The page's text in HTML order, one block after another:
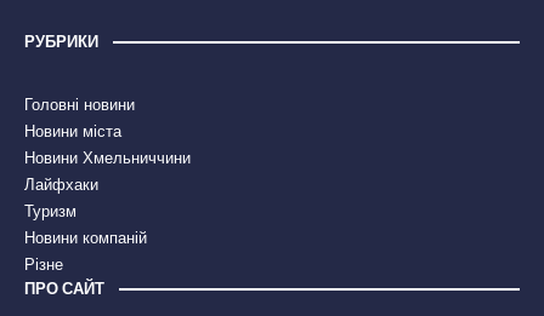
РУБРИКИ
Головні новини
Новини міста
Новини Хмельниччини
Лайфхаки
Туризм
Новини компаній
Різне
ПРО САЙТ